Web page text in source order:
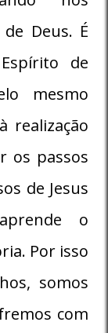
Deus. É
de
mesmo
realização
os passos
de Jesus
o
Por isso
somos
com